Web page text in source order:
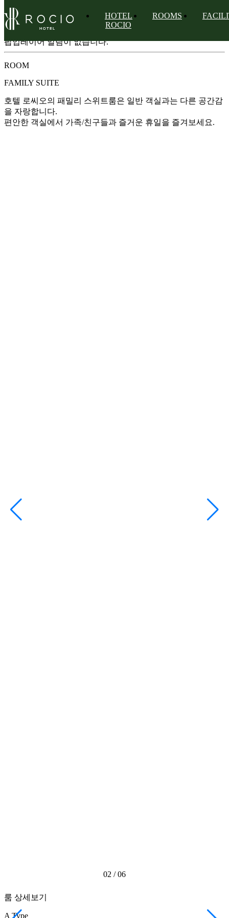
팝업레이어 알림
팝업레이어 알림이 없습니다.
HOTEL
ROCIO
ROOMS
ROOM
FAMILY SUITE
호텔 로씨오의 패밀리 스위트룸은 일반 객실과는 다른 공간감
을 자랑합니다.
편안한 객실에서 가족/친구들과 즐거운 휴일을 즐겨보세요.
02 /06
룸 상세보기
A Type